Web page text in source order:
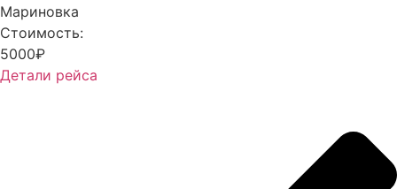
Мариновка
Стоимость:
5000₽
Детали рейса